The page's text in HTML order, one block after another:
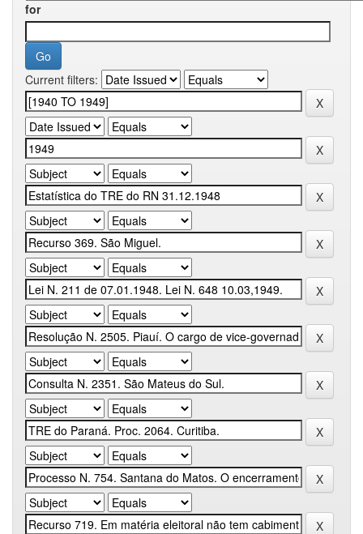
for
Current filters: